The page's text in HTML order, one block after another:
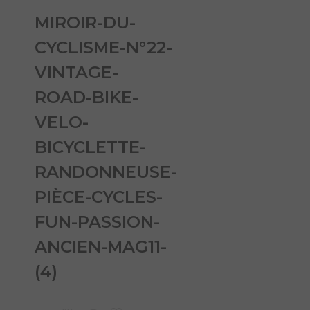
MIROIR-DU-
CYCLISME-N°22-
VINTAGE-
ROAD-BIKE-
VELO-
BICYCLETTE-
RANDONNEUSE-
PIÈCE-CYCLES-
FUN-PASSION-
ANCIEN-MAG11-
(4)